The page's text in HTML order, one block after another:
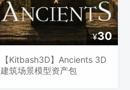
¥30
【Kitbash3D】Ancients 3D
建筑场景模型资产包